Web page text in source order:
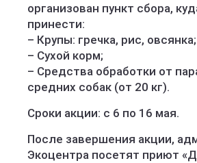
организован пункт сбора,
принести:
– Крупы: гречка, рис, овсянка;
– Сухой корм;
– Средства обработки от
средних собак (от 20 кг).
Сроки акции: с 6 по 16 мая.
После завершения акции,
Экоцентра посетят приют